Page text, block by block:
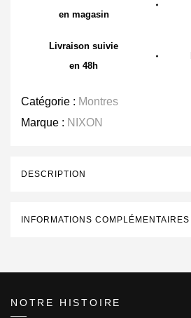
en magasin
Livraison suivie
en 48h
Catégorie : Montres
Marque : NIXON
DESCRIPTION
INFORMATIONS COMPLÉMENTAIRES
NOTRE HISTOIRE